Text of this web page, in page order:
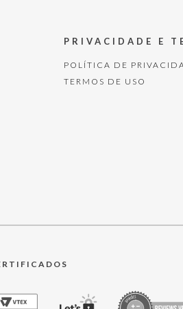
PRIVACIDADE E
POLÍTICA DE
TERMOS DE USO